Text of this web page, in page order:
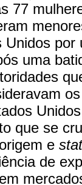
77
Unidos
uma
que se
e
de